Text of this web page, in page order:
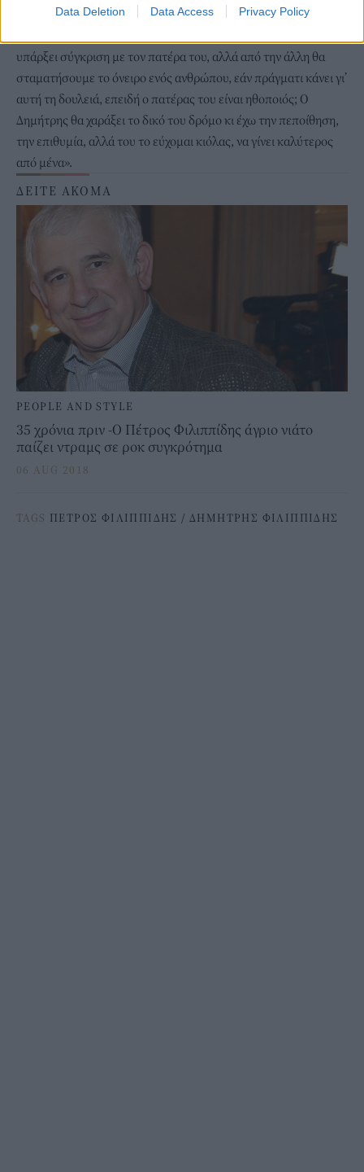
Data Deletion Data Access Privacy Policy
Φιλιππίδηςείχε μιλήσει για την απόφαση του γιου του να
υπάρξει σύγκριση με τον πατέρα του, αλλά από την άλλη θα
σταματήσουμε το όνειρο ενός ανθρώπου, εάν πράγματι κάνει γι’
αυτή τη δουλειά, επειδή ο πατέρας του είναι ηθοποιός; Ο
Δημήτρης θα χαράξει το δικό του δρόμο κι έχω την πεποίθηση,
την επιθυμία, αλλά του το εύχομαι κιόλας, να γίνει καλύτερος
από μένα».
ΔΕΙΤΕ ΑΚΟΜΑ
PEOPLE AND STYLE
35 χρόνια πριν -Ο Πέτρος Φιλιππίδης άγριο νιάτο
παίζει ντραμς σε ροκ συγκρότημα
06 AUG 2018
TAGS ΠΕΤΡΟΣ ΦΙΛΙΠΠΙΔΗΣ / ΔΗΜΗΤΡΗΣ ΦΙΛΙΠΠΙΔΗΣ